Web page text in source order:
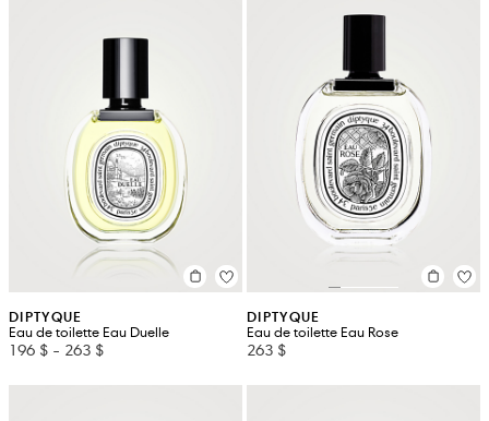
DIPTYQUE
Eau de toilette Eau Duelle
196 $ - 263 $
DIPTYQUE
Eau de toilette Eau Rose
263 $